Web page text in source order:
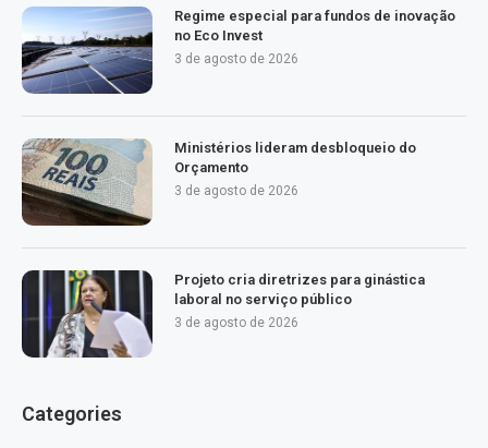
Regime especial para fundos de inovação
no Eco Invest
3 de agosto de 2026
Ministérios lideram desbloqueio do
Orçamento
3 de agosto de 2026
Projeto cria diretrizes para ginástica
laboral no serviço público
3 de agosto de 2026
Categories